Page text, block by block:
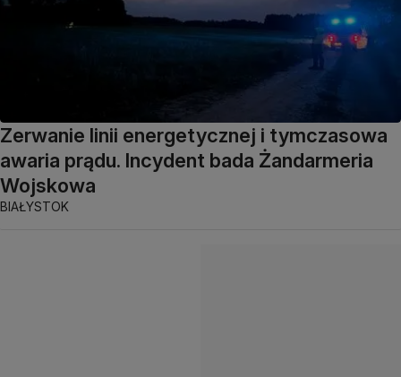
Zerwanie linii energetycznej i tymczasowa
awaria prądu. Incydent bada Żandarmeria
Wojskowa
BIAŁYSTOK